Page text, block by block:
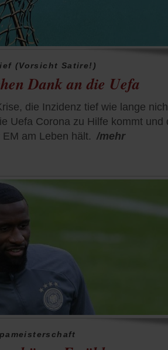
(Vorsicht Satire!)
Dank an die Uefa
die Inzidenz tief wie lange
Uefa Corona zu Hilfe kommt und
am Leben hält. /mehr